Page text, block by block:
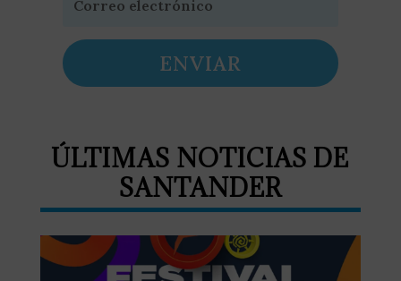
ENVIAR
ÚLTIMAS NOTICIAS DE
SANTANDER